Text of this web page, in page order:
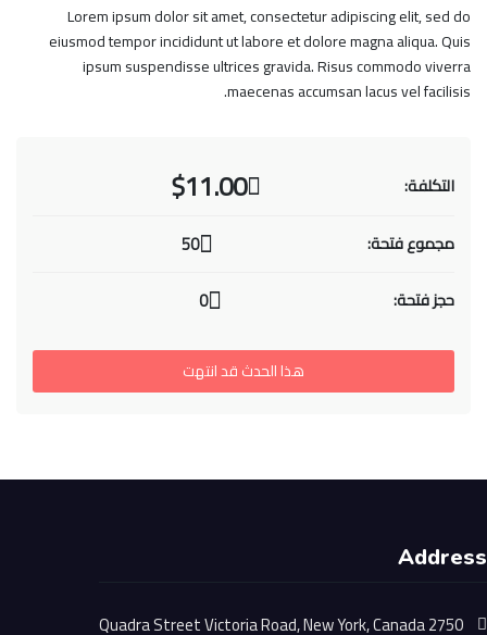
Lorem ipsum dolor sit amet, consectetur adipiscing elit, sed do
eiusmod tempor incididunt ut labore et dolore magna aliqua. Quis
ipsum suspendisse ultrices gravida. Risus commodo viverra
maecenas accumsan lacus vel facilisis.
التكلفة: $11.00
مجموع فتحة:
50
حجز فتحة:
0
هذا الحدث قد انتهت
Address
2750 Quadra Street Victoria Road, New York, Canada